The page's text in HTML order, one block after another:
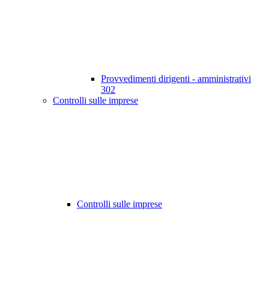
Provvedimenti dirigenti - amministrativi
302
Controlli sulle imprese
Controlli sulle imprese